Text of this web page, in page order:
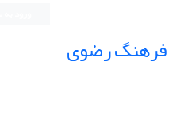
فرهنگ رضوی